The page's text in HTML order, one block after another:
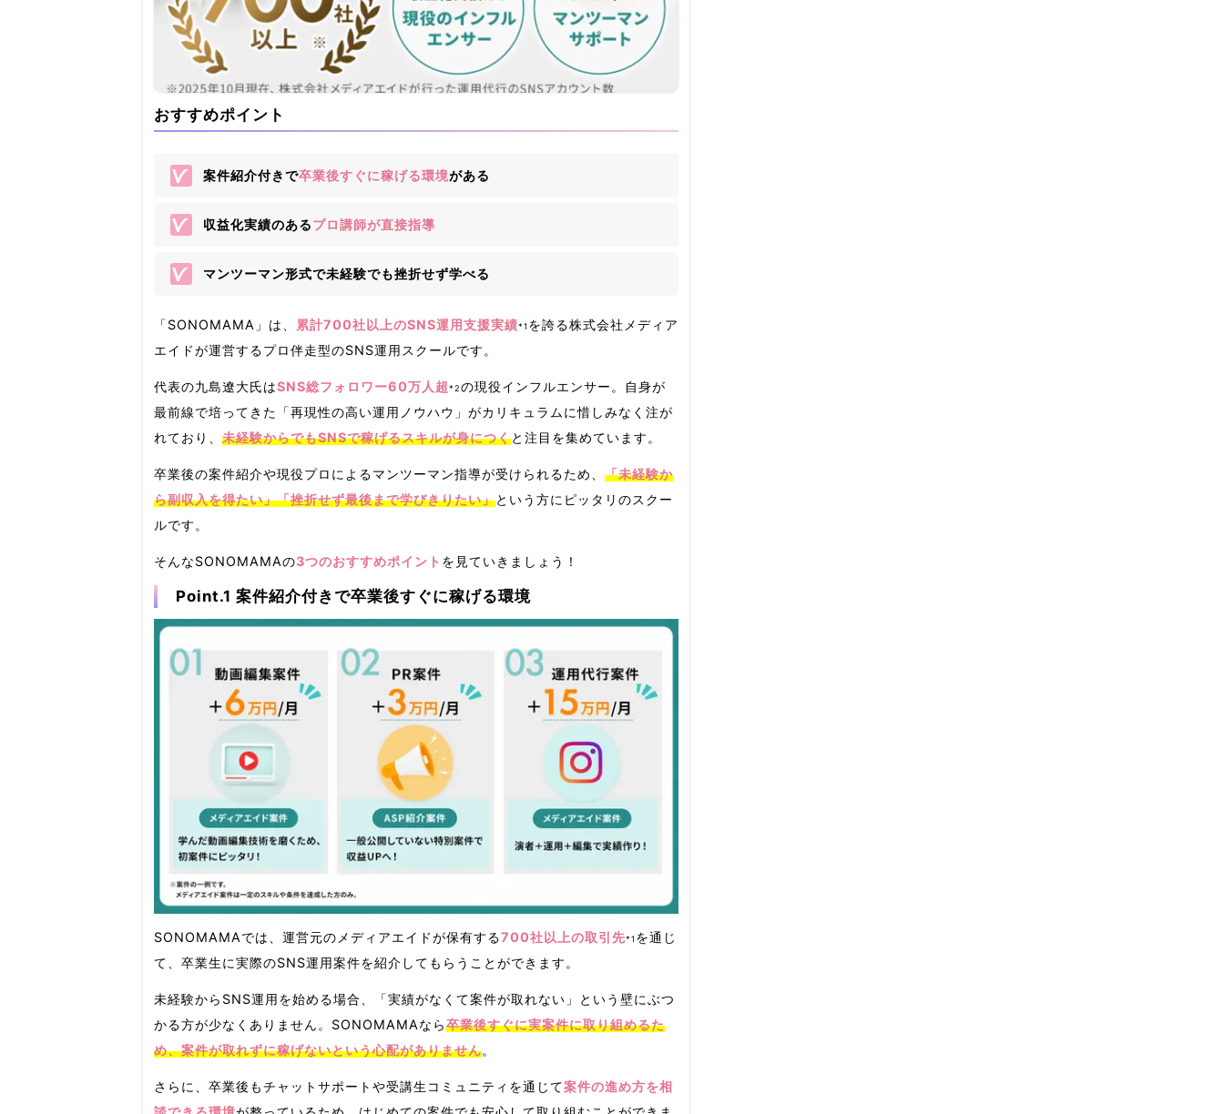
おすすめポイント
案件紹介付きで卒業後すぐに稼げる環境がある
収益化実績のあるプロ講師が直接指導
マンツーマン形式で未経験でも挫折せず学べる
「SONOMAMA」は、 累計700社以上のSNS運用支援実績*1 を誇る株式会社メディア
エイドが運営するプロ伴走型のSNS運用スクールです。
代表の九島遼大氏はSNS総フォロワー60万人超*2の現役インフルエンサー。自身が
最前線で培ってきた「再現性の高い運用ノウハウ」がカリキュラムに惜しみなく注が
れており、 未経験からでもSNSで稼げるスキルが身につくと注目を集めています。
卒業後の案件紹介や現役プロによるマンツーマン指導が受けられるため、 「未経験か
ら副収入を得たい」「挫折せず最後まで学びきりたい」という方にピッタリのスクー
ルです。
そんなSONOMAMAの3つのおすすめポイント を見ていきましょう！
Point.1 案件紹介付きで卒業後すぐに稼げる環境
SONOMAMAでは、運営元のメディアエイドが保有する700社以上の取引先*1 を通じ
て、卒業生に実際のSNS運用案件を紹介してもらうことができます。
未経験からSNS運用を始める場合、「実績がなくて案件が取れない」という壁にぶつ
かる方が少なくありません。SONOMAMAなら卒業後すぐに実案件に取り組めるた
め、案件が取れずに稼げないという心配がありません。
さらに、卒業後もチャットサポートや受講生コミュニティを通じて案件の進め方を相